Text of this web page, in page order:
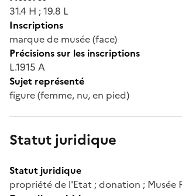
31.4 H ; 19.8 L
Inscriptions
marque de musée (face)
Précisions sur les inscriptions
L.1915 A
Sujet représenté
figure (femme, nu, en pied)
Statut juridique
Statut juridique
propriété de l'Etat ; donation ; Musée